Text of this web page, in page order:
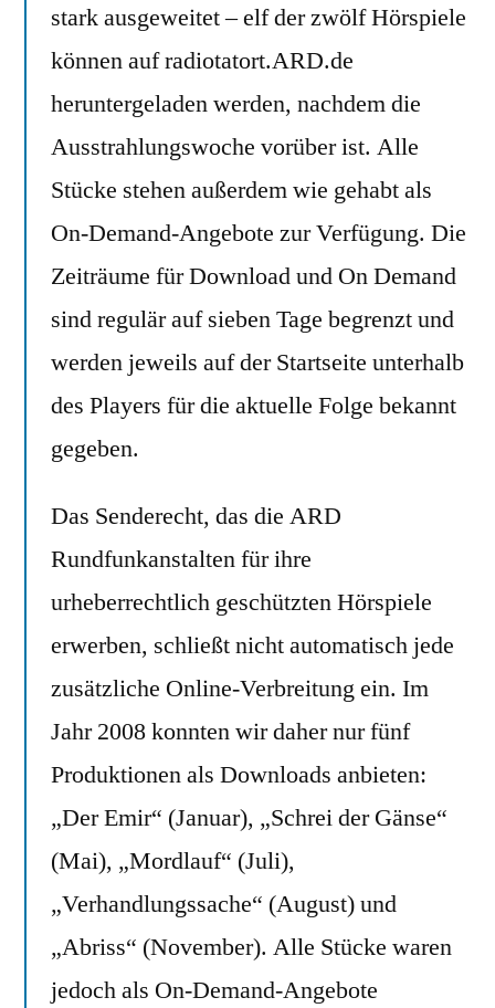
stark ausgeweitet – elf der zwölf Hörspiele
können auf radiotatort.ARD.de
heruntergeladen werden, nachdem die
Ausstrahlungswoche vorüber ist. Alle
Stücke stehen außerdem wie gehabt als
On-Demand-Angebote zur Verfügung. Die
Zeiträume für Download und On Demand
sind regulär auf sieben Tage begrenzt und
werden jeweils auf der Startseite unterhalb
des Players für die aktuelle Folge bekannt
gegeben.
Das Senderecht, das die ARD
Rundfunkanstalten für ihre
urheberrechtlich geschützten Hörspiele
erwerben, schließt nicht automatisch jede
zusätzliche Online-Verbreitung ein. Im
Jahr 2008 konnten wir daher nur fünf
Produktionen als Downloads anbieten:
„Der Emir“ (Januar), „Schrei der Gänse“
(Mai), „Mordlauf“ (Juli),
„Verhandlungssache“ (August) und
„Abriss“ (November). Alle Stücke waren
jedoch als On-Demand-Angebote